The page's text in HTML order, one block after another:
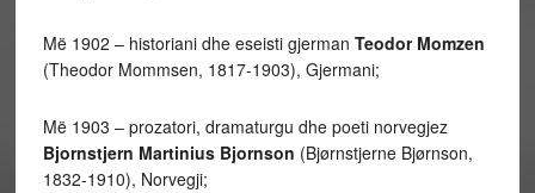
Më 1902 – historiani dhe eseisti gjerman Teodor Momzen
(Theodor Mommsen, 1817-1903), Gjermani;
Më 1903 – prozatori, dramaturgu dhe poeti norvegjez
Bjornstjern Martinius Bjornson (Bjørnstjerne Bjørnson,
1832-1910), Norvegji;